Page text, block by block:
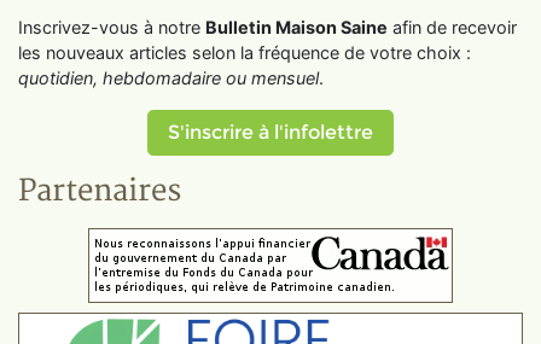
Inscrivez-vous à notre Bulletin Maison Saine afin de recevoir
les nouveaux articles selon la fréquence de votre choix :
quotidien, hebdomadaire ou mensuel.
S'inscrire à l'infolettre
Partenaires